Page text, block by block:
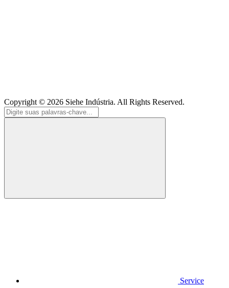
Copyright © 2026 Siehe Indústria. All Rights Reserved.
Service